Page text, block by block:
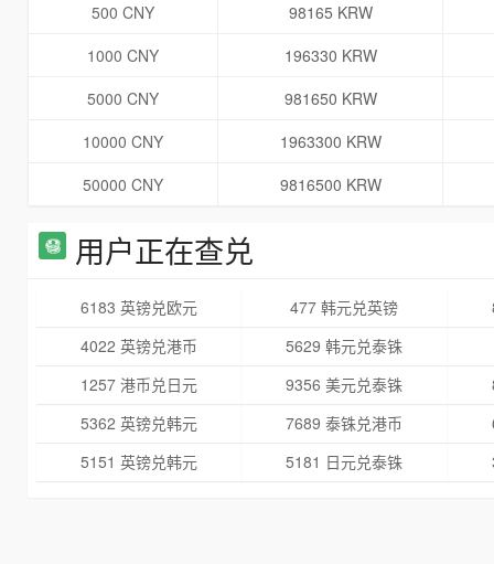
500 CNY
98165 KRW
1000 CNY
196330 KRW
5000 CNY
981650 KRW
10000 CNY
1963300 KRW
50000 CNY
9816500 KRW
用户正在查兑
6183 英镑兑欧元 477 韩元兑英镑
4022 英镑兑港币
5629 韩元兑泰铢
1257 港币兑日元
9356 美元兑泰铢
5362 英镑兑韩元
7689 泰铢兑港币
5151 英镑兑韩元
5181 日元兑泰铢